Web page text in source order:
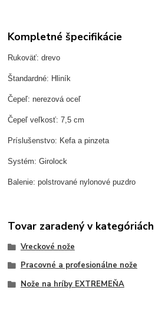
Kompletné špecifikácie
Rukoväť: drevo
Štandardné: Hliník
Čepeľ: nerezová oceľ
Čepeľ veľkosť: 7,5 cm
Príslušenstvo: Kefa a pinzeta
Systém: Girolock
Balenie: polstrované nylonové puzdro
Tovar zaradený v kategóriách
Vreckové nože
Pracovné a profesionálne nože
Nože na hríby EXTREMEŇA